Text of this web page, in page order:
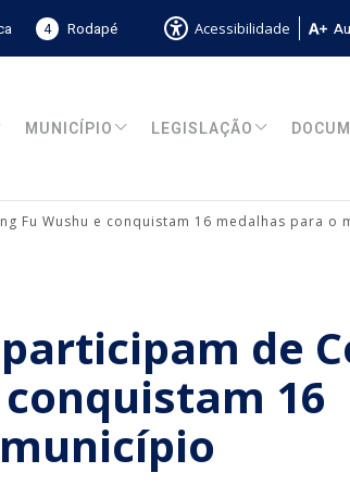
4 Rodapé Acessibilidade
MUNICÍPIO LEGISLAÇÃO
Fu Wushu e conquistam 16 medalhas para o
de
16